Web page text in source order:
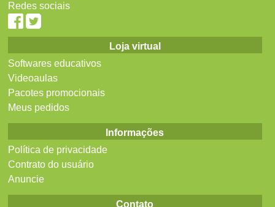
Redes sociais
Loja virtual
Softwares educativos
Videoaulas
Pacotes promocionais
Meus pedidos
Informações
Política de privacidade
Contrato do usuário
Anuncie
Contato